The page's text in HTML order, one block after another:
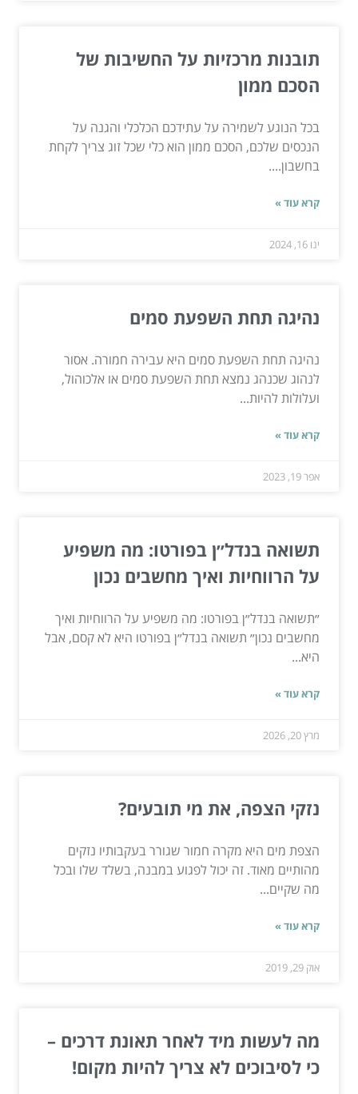
תובנות מרכזיות על החשיבות של
הסכם ממון
בכל הנוגע לשמירה על עתידכם הכלכלי והגנה על
הנכסים שלכם, הסכם ממון הוא כלי שכל זוג צריך לקחת
בחשבון....
קרא עוד »
ינו 16, 2024
נהיגה תחת השפעת סמים
נהיגה תחת השפעת סמים היא עבירה חמורה. אסור
לנהוג שכנהג נמצא תחת השפעת סמים או אלכוהול,
ועלולות להיות...
קרא עוד »
אפר 19, 2023
תשואה בנדל״ן בפורטו: מה משפיע
על הרווחיות ואיך מחשבים נכון
״תשואה בנדל״ן בפורטו: מה משפיע על הרווחיות ואיך
מחשבים נכון״ תשואה בנדל״ן בפורטו היא לא קסם, אבל
היא...
קרא עוד »
מרץ 20, 2026
נזקי הצפה, את מי תובעים?
הצפת מים היא מקרה חמור שגורר בעקבותיו נזקים
מהותיים מאוד. זה יכול לפגוע במבנה, בשלד שלו ובכל
מה שקיים...
קרא עוד »
אוק 29, 2019
מה לעשות מיד לאחר תאונת דרכים –
כי לסיבוכים לא צריך להיות מקום!